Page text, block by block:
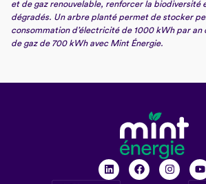
et de gaz renouvelable, renforcer la biodiversité
dégradés. Un arbre planté permet de stocker
consommation d’électricité de 1000 kWh par an
de gaz de 700 kWh avec Mint Énergie.